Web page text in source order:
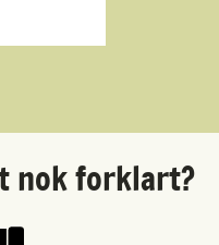
nok forklart?